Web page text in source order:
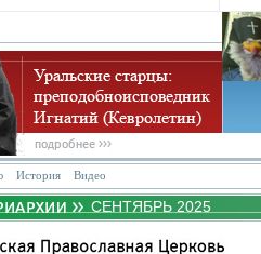
История Видео
СЕНТЯБРЬ 2025